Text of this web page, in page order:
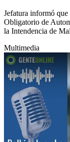
Jefatura informó que
Obligatorio de
la Intendencia de
Multimedia